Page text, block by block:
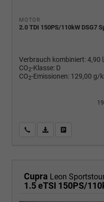
MOTOR
2.0 TDI 150PS/110kW DSG7
Verbrauch kombiniert:4,90
CO2-Klasse: D
CO2-Emissionen: 129,00 g/
Wir rufen Sie an
PDF-
Cupra Leon
1.5 eTSI 150PS/